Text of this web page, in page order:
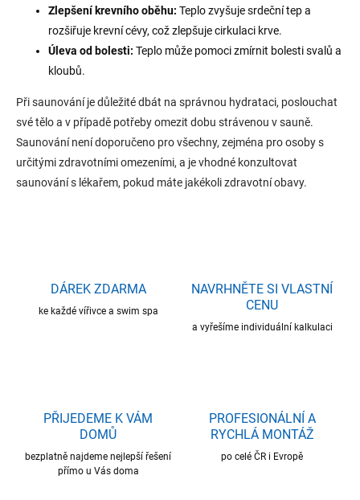
Zlepšení krevního oběhu: Teplo zvyšuje srdeční tep a
rozšiřuje krevní cévy, což zlepšuje cirkulaci krve.
Úleva od bolesti: Teplo může pomoci zmírnit bolesti svalů a
kloubů.
Při saunování je důležité dbát na správnou hydrataci, poslouchat
své tělo a v případě potřeby omezit dobu strávenou v sauně.
Saunování není doporučeno pro všechny, zejména pro osoby s
určitými zdravotními omezeními, a je vhodné konzultovat
saunování s lékařem, pokud máte jakékoli zdravotní obavy.
DÁREK ZDARMA
ke každé vířivce a swim spa
NAVRHNĚTE SI VLASTNÍ
CENU
a vyřešíme individuální kalkulaci
PŘIJEDEME K VÁM
DOMŮ
bezplatně najdeme nejlepší řešení
přímo u Vás doma
PROFESIONÁLNÍ A
RYCHLÁ MONTÁŽ
po celé ČR i Evropě